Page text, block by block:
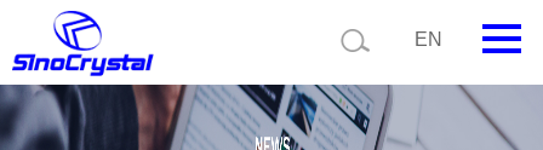
EN
首页